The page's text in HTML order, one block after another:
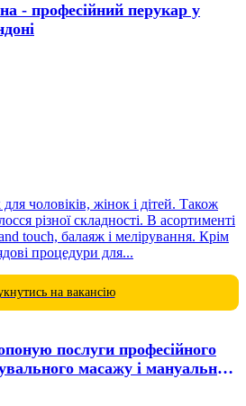
- професійний перукар у
чоловіків, жінок і дітей. Також
різної складності. В асортименті
touch, балаяж і мелірування. Крім
процедури для...
на вакансію
послуги професійного
масажу і мануальної